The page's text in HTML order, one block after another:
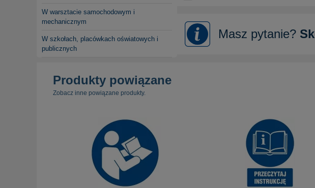
W warsztacie samochodowym i
mechanicznym
W szkołach, placówkach oświatowych i
publicznych
Masz pytanie?
Produkty powiązane
Zobacz inne powiązane produkty.